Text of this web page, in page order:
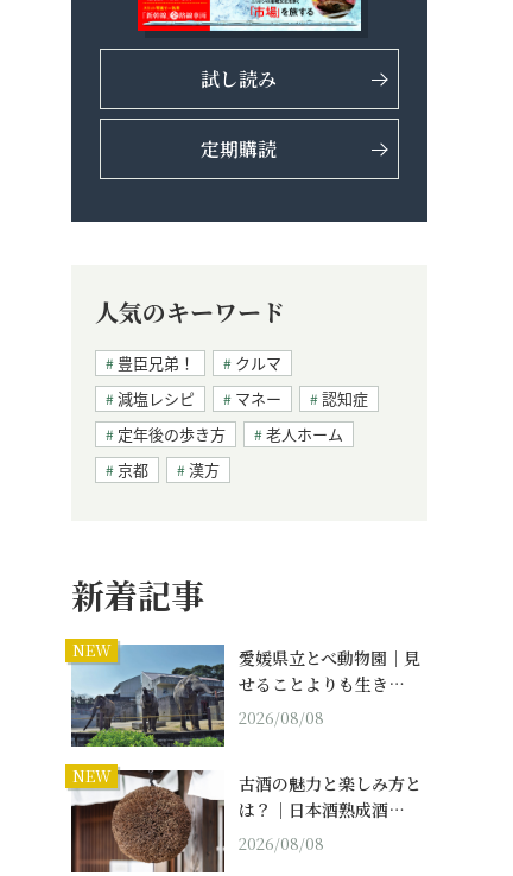
試し読み
定期購読
人気のキーワード
豊臣兄弟！
クルマ
減塩レシピ
マネー
認知症
定年後の歩き方
老人ホーム
京都
漢方
新着記事
NEW
愛媛県立とべ動物園｜見
せることよりも生き…
2026/08/08
NEW
古酒の魅力と楽しみ方と
は？｜日本酒熟成酒…
2026/08/08